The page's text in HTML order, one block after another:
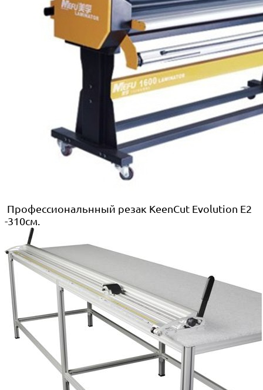
Профессиональнный резак KeenCut Evolution E2
-310см.